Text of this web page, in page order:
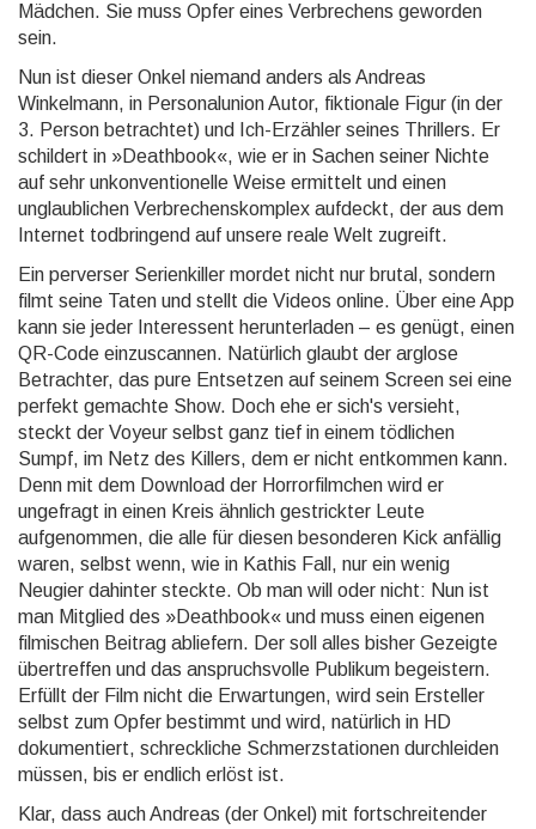
Mädchen. Sie muss Opfer eines Verbrechens ge­worden
sein.
Nun ist dieser Onkel niemand anders als Andreas
Winkelmann, in Personalunion Autor, fiktionale Figur (in der
3. Person betrachtet) und Ich-Erzähler seines Thrillers. Er
schildert in »Deathbook«, wie er in Sa­chen seiner Nichte
auf sehr unkonventionelle Weise ermittelt und einen
unglaublichen Verbrechenskom­plex auf­deckt, der aus dem
Internet todbringend auf unsere reale Welt zugreift.
Ein perverser Serienkiller mordet nicht nur brutal, sondern
filmt seine Taten und stellt die Videos online. Über eine App
kann sie jeder Interessent herunterladen – es genügt, einen
QR-Code einzuscannen. Natür­lich glaubt der arglose
Betrachter, das pure Entsetzen auf seinem Screen sei eine
perfekt gemachte Show. Doch ehe er sich's versieht,
steckt der Voyeur selbst ganz tief in einem tödlichen
Sumpf, im Netz des Kil­lers, dem er nicht entkommen kann.
Denn mit dem Download der Horrorfilmchen wird er
ungefragt in ei­nen Kreis ähnlich gestrickter Leute
aufgenommen, die alle für diesen besonderen Kick anfällig
waren, selbst wenn, wie in Kathis Fall, nur ein wenig
Neugier dahinter steckte. Ob man will oder nicht: Nun ist
man Mitglied des »Deathbook« und muss einen eigenen
filmischen Beitrag abliefern. Der soll alles bisher Gezeigte
über­tref­fen und das anspruchsvolle Publikum begeistern.
Erfüllt der Film nicht die Erwartungen, wird sein Er­stel­ler
selbst zum Opfer bestimmt und wird, natürlich in HD
dokumentiert, schreckliche Schmerzstationen durch­lei­den
müssen, bis er endlich erlöst ist.
Klar, dass auch Andreas (der Onkel) mit fortschreitender